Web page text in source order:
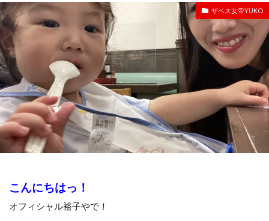
ザベス女帝YUKO
こんにちはっ！
オフィシャル裕子やで！